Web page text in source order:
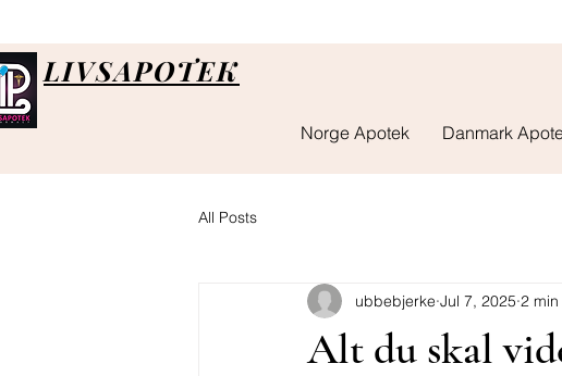
LIVSAPOTEK
Norge Apotek Danmark
All Posts
Alt du skal
ubbebjerke Jul 7, 2025 2